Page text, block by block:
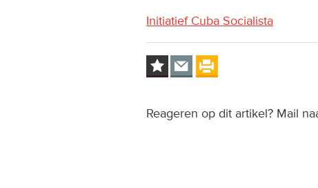
Initiatief Cuba Socialista
Reageren op dit artikel? Mail